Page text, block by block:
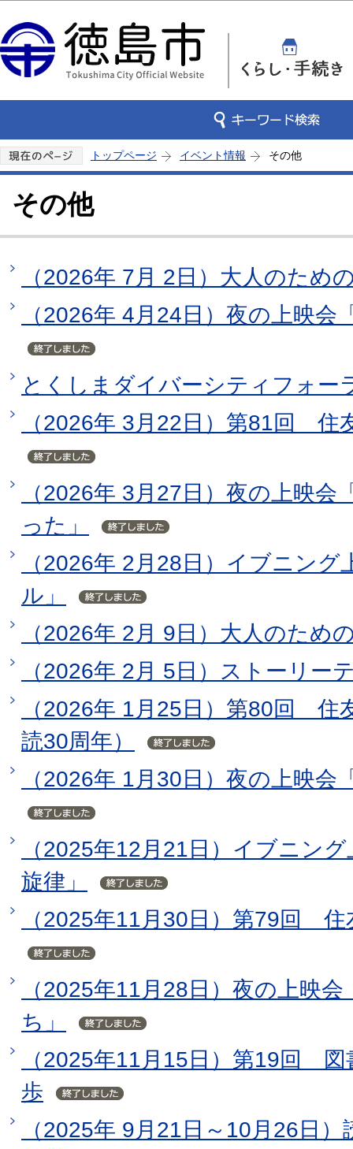
トップページ イベント情報 その他
その他
（2026年 7月 2日）大人のため
（2026年 4月24日）夜の上映会
とくしまダイバーシティフォー
（2026年 3月22日）第81回 住
（2026年 3月27日）夜の上映会
った」
（2026年 2月28日）イブニン
ル」
（2026年 2月 9日）大人のため
（2026年 2月 5日）ストーリー
（2026年 1月25日）第80回 住
読30周年）
（2026年 1月30日）夜の上映会
（2025年12月21日）イブニン
旋律」
（2025年11月30日）第79回 住
（2025年11月28日）夜の上映
ち」
（2025年11月15日）第19回
歩
（2025年 9月21日～10月26日